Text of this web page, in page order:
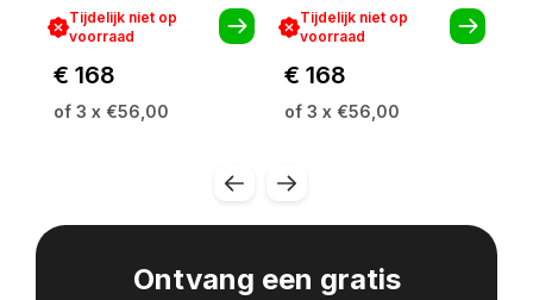
Tijdelijk niet op
voorraad
€ 168
of 3 x €56,00
Tijdelijk niet op
voorraad
€ 168
of 3 x €56,00
Ontvang een gratis